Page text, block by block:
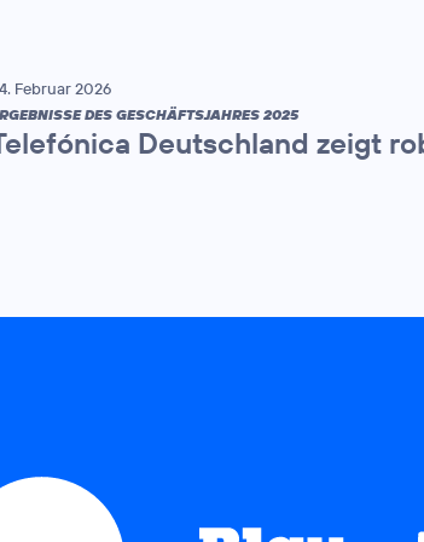
Februar 2026
DES GESCHÄFTSJAHRES 2025
Deutschland zeigt